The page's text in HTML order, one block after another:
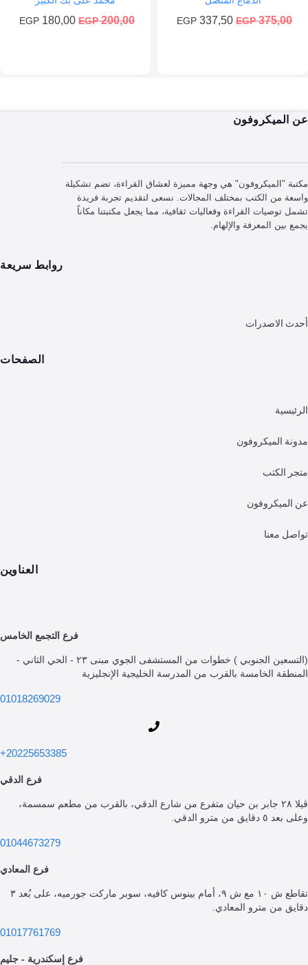
EGPالسعر
337,50
EGP السعر
200,00
EGPالسعر
180,00
EGP السعر
"الميكروفون" هي وجهة مميزة لعشاق القراءة، تضم تشكيلة
من الكتب بمختلف المجالات. نسعى لتقديم تجربة فريدة
القراءة وفعاليات ثقافية، مما يجعل مكتبتنا مكاناً
المعرفة والإلهام.
روابط سريعة
الصفحات
الميكروفون
معنا
العناوين
فرع التجمع الخامس
(التسعين الجنوبي ) خطوات من المستشفى الجوي مبنى ٢٣ - الحي الثاني -
الخامسة بالقرب من المدرسة الخليجية الإنجليزية
01018269029
20225653385+
فرع الدقي
ڤيلا ٢٨ جابر بن حيان متفرع من شارع الدقي، بالقرب من مطعم سمسمة،
مترو الدقي.
01044673279
فرع المعادي
تقاطع ش ١٠ مع ش ٩، أمام بينوس كافيه، سوبر ماركت جورميه، على بُعد ٣
من مترو المعادي.
01017761769
فرع إسكندرية - جليم